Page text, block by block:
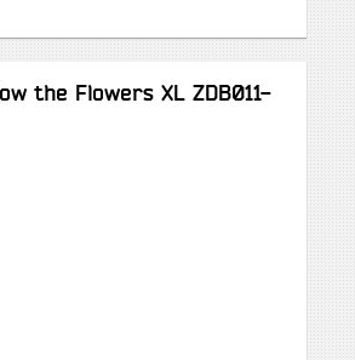
the Flowers XL ZDB011-